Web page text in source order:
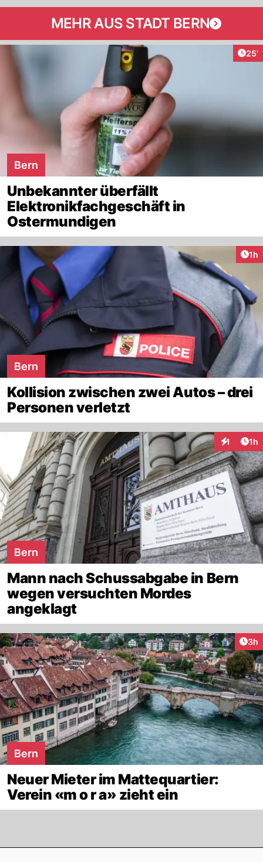
MEHR AUS STADT BERN
25'
Bern
Unbekannter überfällt
Elektronikfachgeschäft in
Ostermundigen
1h
Bern
Kollision zwischen zwei Autos – drei
Personen verletzt
1 1h
Bern
Mann nach Schussabgabe in Bern
wegen versuchten Mordes
angeklagt
3h
Bern
Neuer Mieter im Mattequartier:
Verein «m o r a» zieht ein